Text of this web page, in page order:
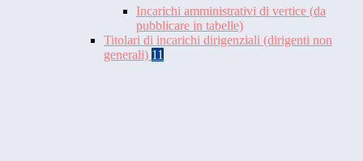
Incarichi amministrativi di vertice (da
pubblicare in tabelle)
Titolari di incarichi dirigenziali (dirigenti non
generali) 11